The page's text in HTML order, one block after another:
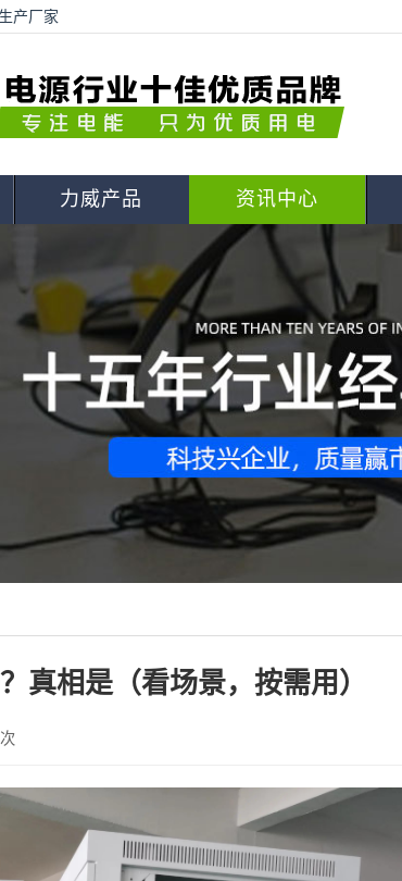
产厂家
力威产品 资讯中心
真相是（看场景，按需用）
次